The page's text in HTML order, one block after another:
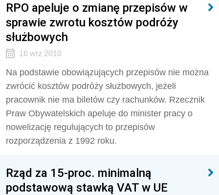
RPO apeluje o zmianę przepisów w
sprawie zwrotu kosztów podróży
służbowych
16 wrz 2010
Na podstawie obowiązujących przepisów nie można
zwrócić kosztów podróży służbowych, jeżeli
pracownik nie ma biletów czy rachunków. Rzecznik
Praw Obywatelskich apeluje do minister pracy o
nowelizację regulujących to przepisów
rozporządzenia z 1992 roku.
Rząd za 15-proc. minimalną
podstawową stawką VAT w UE